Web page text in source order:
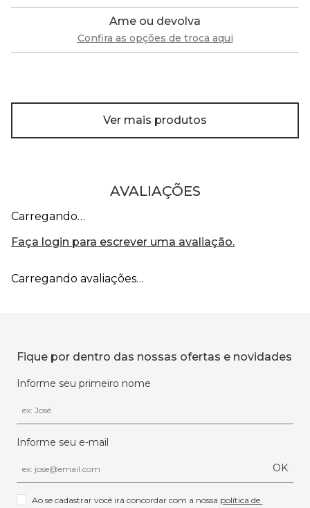
Ame ou devolva
Confira as opções de troca aqui
Ver mais produtos
AVALIAÇÕES
Carregando…
Faça login para escrever uma avaliação.
Carregando avaliações…
Fique por dentro das nossas ofertas e novidades
Informe seu primeiro nome
Informe seu e-mail
OK
Ao se cadastrar você irá concordar com a nossa política de